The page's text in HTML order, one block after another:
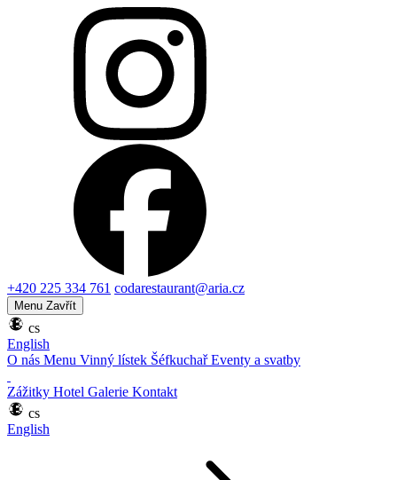
+420 225 334 761 codarestaurant@aria.cz
Menu Zavřít
cs
English
O nás Menu Vinný lístek ŠéfkuchařEventy a svatby
Zážitky Hotel Galerie Kontakt
cs
English